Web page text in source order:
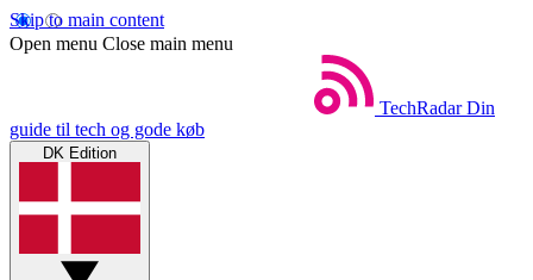
Skip to main content
Open menu Close main menu
TechRadar Din
guide til tech og gode køb
DK Edition